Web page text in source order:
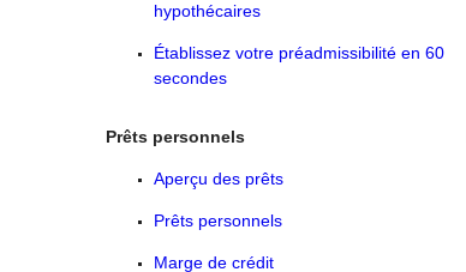
hypothécaires
Établissez votre préadmissibilité en 60
secondes
Prêts personnels
Aperçu des prêts
Prêts personnels
Marge de crédit